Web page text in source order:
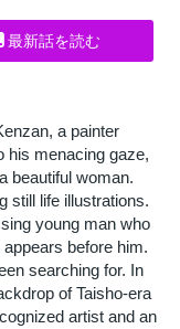
最新話を読む
a painter
his menacing gaze,
beautiful woman.
still life illustrations.
young man who
before him.
searching for. In
of Taisho-era
artist and an